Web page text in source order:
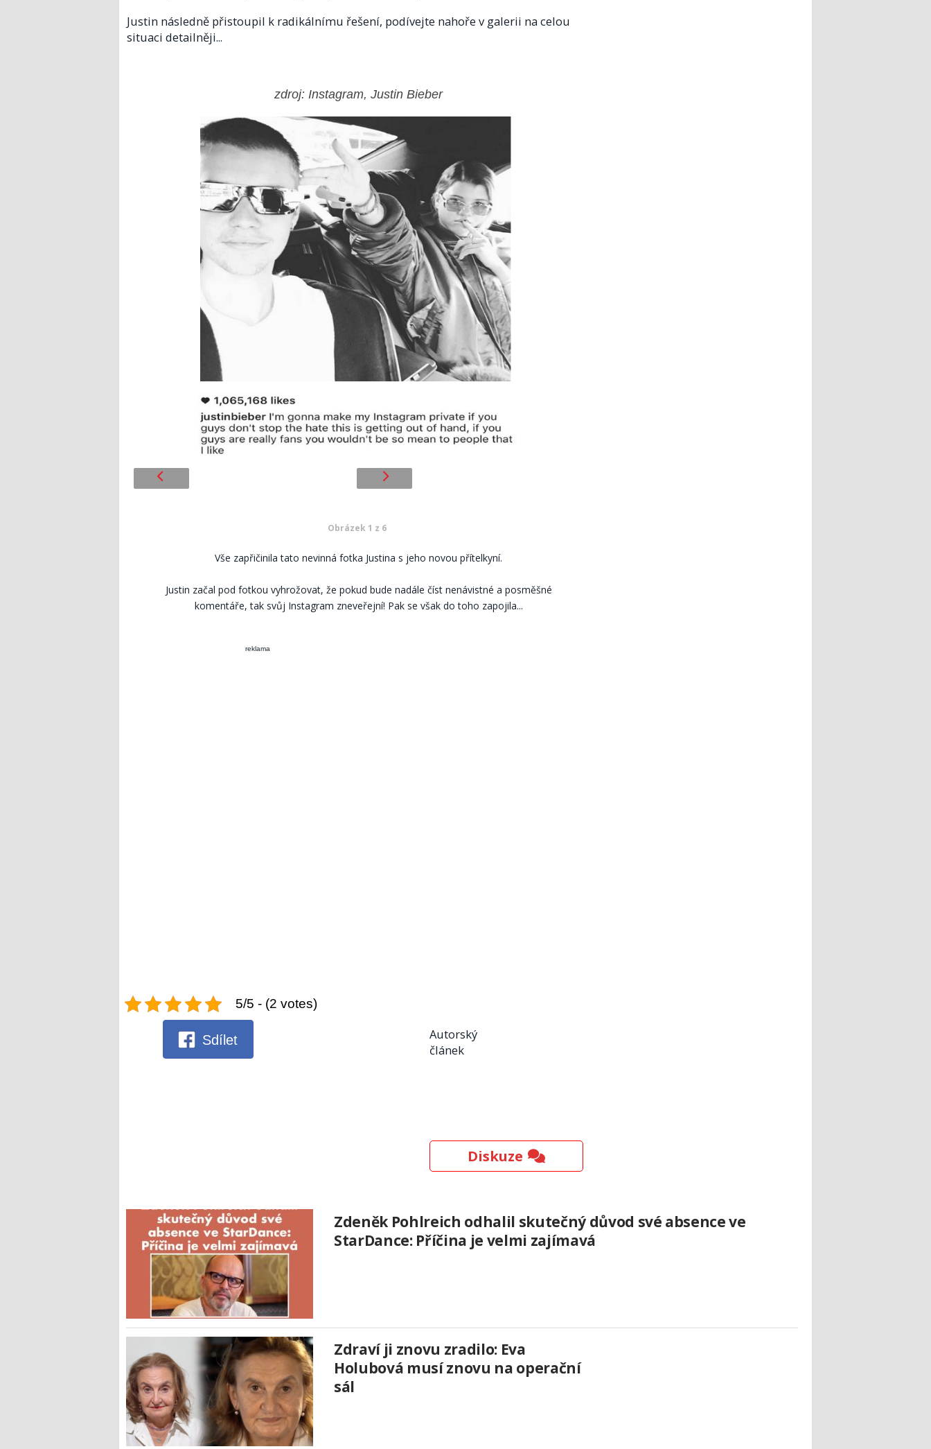
Justin následně přistoupil k radikálnímu řešení, podívejte nahoře v galerii na celou
situaci detailněji...
zdroj: Instagram, Justin Bieber
Obrázek 1 z 6
Vše zapřičinila tato nevinná fotka Justina s jeho novou přítelkyní.
Justin začal pod fotkou vyhrožovat, že pokud bude nadále číst nenávistné a posměšné
komentáře, tak svůj Instagram zneveřejní! Pak se však do toho zapojila...
reklama
5/5 - (2 votes)
Sdílet
Autorský
článek
Diskuze
Zdeněk Pohlreich odhalil skutečný důvod své absence ve
StarDance: Příčina je velmi zajímavá
Zdraví ji znovu zradilo: Eva
Holubová musí znovu na operační
sál